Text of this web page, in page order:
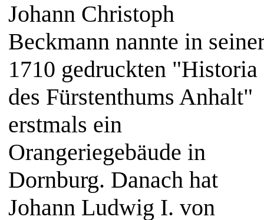
Johann Christoph
Beckmann nannte in
1710 gedruckten "Historia
des Fürstenthums Anhalt"
erstmals ein
Orangeriegebäude in
Dornburg. Danach hat
Johann Ludwig I. von